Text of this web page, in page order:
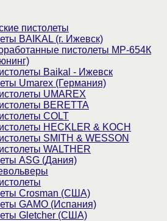
пистолеты
BAIKAL (г. Ижевск)
пистолеты МР-654К
Baikal - Ижевск
Umarex (Германия)
UMAREX
BERETTA
COLT
HECKLER & KOCH
SMITH & WESSON
WALTHER
ASG (Дания)
Crosman (США)
GAMO (Испания)
Gletcher (США)